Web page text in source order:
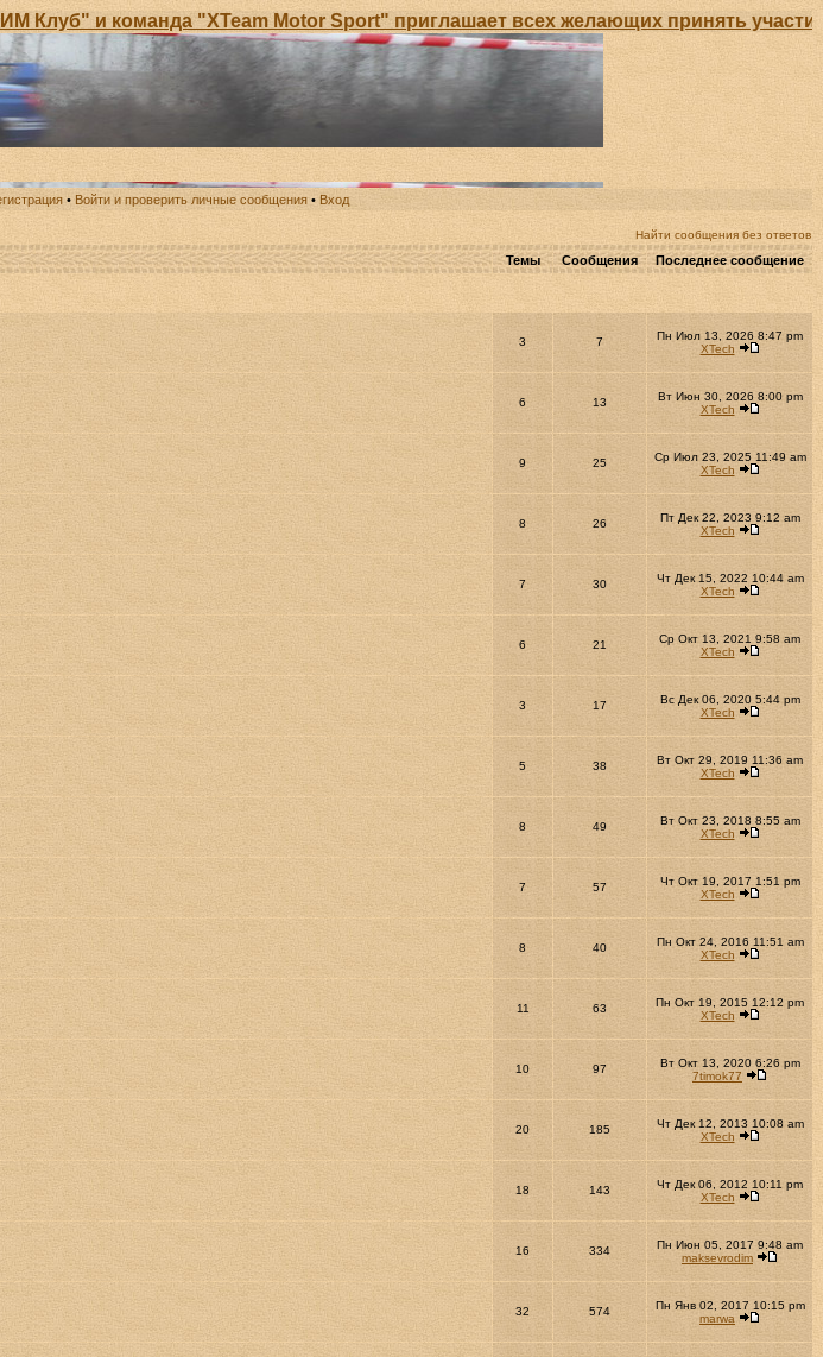
команда "XTeam Motor Sport" приглашает всех желающих принять участие в
• Войти и проверить личные сообщения • Вход
Найти сообщения без ответов
Темы Сообщения Последнее сообщение
3 7
Пн Июл 13, 2026 8:47 pm
XTech
6 13
Вт Июн 30, 2026 8:00 pm
XTech
9 25
Ср Июл 23, 2025 11:49 am
XTech
8 26
Пт Дек 22, 2023 9:12 am
XTech
7 30
Чт Дек 15, 2022 10:44 am
XTech
6 21
Ср Окт 13, 2021 9:58 am
XTech
3 17
Вс Дек 06, 2020 5:44 pm
XTech
5 38
Вт Окт 29, 2019 11:36 am
XTech
8 49
Вт Окт 23, 2018 8:55 am
XTech
7 57
Чт Окт 19, 2017 1:51 pm
XTech
8 40
Пн Окт 24, 2016 11:51 am
XTech
11 63
Пн Окт 19, 2015 12:12 pm
XTech
10 97
Вт Окт 13, 2020 6:26 pm
7timok77
20 185
Чт Дек 12, 2013 10:08 am
XTech
18 143
Чт Дек 06, 2012 10:11 pm
XTech
16 334
Пн Июн 05, 2017 9:48 am
maksevrodim
32 574
Пн Янв 02, 2017 10:15 pm
marwa